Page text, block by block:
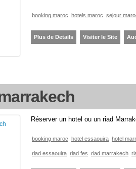
booking maroc hotels maroc sejour
Plus de Details Visiter le Site
Réserver un hotel ou un riad
booking maroc hotel essaouira hotel
riad essaouira riad fes riad marrakech